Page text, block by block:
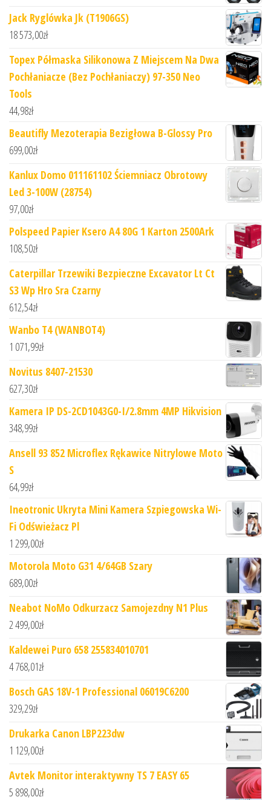
Jack Ryglówka Jk (T1906GS)
18 573,00zł
Topex Półmaska Silikonowa Z Miejscem Na Dwa
Pochłaniacze (Bez Pochłaniaczy) 97-350 Neo
Tools
44,98zł
Beautifly Mezoterapia Bezigłowa B-Glossy Pro
699,00zł
Kanlux Domo 011161102 Ściemniacz Obrotowy
Led 3-100W (28754)
97,00zł
Polspeed Papier Ksero A4 80G 1 Karton 2500Ark
108,50zł
Caterpillar Trzewiki Bezpieczne Excavator Lt Ct
S3 Wp Hro Sra Czarny
612,54zł
Wanbo T4 (WANBOT4)
1 071,99zł
Novitus 8407-21530
627,30zł
Kamera IP DS-2CD1043G0-I/2.8mm 4MP Hikvision
348,99zł
Ansell 93 852 Microflex Rękawice Nitrylowe Moto
S
64,99zł
Ineotronic Ukryta Mini Kamera Szpiegowska Wi-
Fi Odświeżacz Pl
1 299,00zł
Motorola Moto G31 4/64GB Szary
689,00zł
Neabot NoMo Odkurzacz Samojezdny N1 Plus
2 499,00zł
Kaldewei Puro 658 255834010701
4 768,01zł
Bosch GAS 18V-1 Professional 06019C6200
329,29zł
Drukarka Canon LBP223dw
1 129,00zł
Avtek Monitor interaktywny TS 7 EASY 65
5 898,00zł